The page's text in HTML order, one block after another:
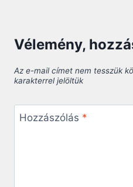
Vélemény,
Az e-mail címet nem tesszük
karakterrel jelöltük
Hozzászólás *